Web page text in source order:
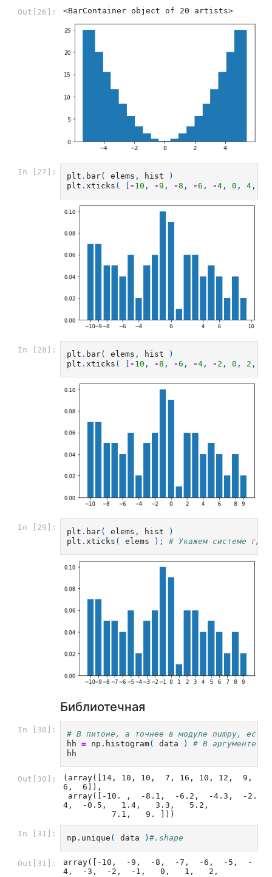
Out[26]: <BarContainer object of 20 artists>
In [27]: plt . bar( elems , hist
)
plt . xticks ( [ - 10 , -9 , -8 , -6 , -4 , 0 , 4 ,
In [28]: plt . bar( elems , hist
)
plt . xticks ( [ - 10 , -8 , -6 , -4 , - 2 , 0 , 2 ,
In [29]: plt . bar( elems , hist
)
plt .xticks ( elems ); # Укажем системе где
Библиотечная
In [30]:
# В питоне, а точнее в модуле numpy,
hh
= np . histogram( data )
# В аргументе
hh
Out[30]:
(array([14, 10, 10,  7, 16, 10, 12,  9,
6,  6]),
4,  -0.5,   1.4,   3.3,   5.2,
          7.1,   9. ]))
In [31]: np . unique ( data )#.shape
Out[31]:
array([-10,  -9,  -8,  -7,  -6,  -5,  -
4,  -3,  -2,  -1,   0,   1,   2,